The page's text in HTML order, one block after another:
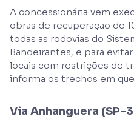
A concessionária vem
obras de recuperação de
todas as rodovias do
Bandeirantes, e para
locais com restrições de
informa os trechos em
Via Anhanguera (SP-